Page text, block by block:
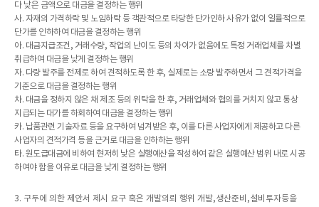
다 낮은 금액으로 대금을 결정하는 행위
사. 자재의 가격하락 및 노임하락 등 객관적으로 타당한 단가인하 사유가 없이 일률적으로
단가를 인하하여 대금을 결정하는 행위
아. 대금지급조건, 거래수량, 작업의 난이도 등의 차이가 없음에도 특정 거래업체를 차별
취급하여 대금을 낮게 결정하는 행위
자. 다량 발주를 전제로 하여 견적하도록 한 후, 실제로는 소량 발주하면서 그 견적가격을
기준으로 대금을 결정하는 행위
차. 대금을 정하지 않은 채 제조 등의 위탁을 한 후, 거래업체와 협의를 거치지 않고 통상
지급되는 대가를 하회하여 대금을 결정하는 행위
카. 납품관련 기술자료 등을 요구하여 넘겨받은 후, 이를 다른 사업자에게 제공하고 다른
사업자의 견적가격 등을 근거로 대금을 인하하는 행위
타. 원도급대금에 비하여 현저히 낮은 실행예산을 작성하여 같은 실행예산 범위 내로 시공
하여야 함을 이유로 대금을 낮게 결정하는 행위
3. 구두에 의한 제안서 제시 요구 혹은 개발의뢰 행위 개발,생산준비,설비투자등을